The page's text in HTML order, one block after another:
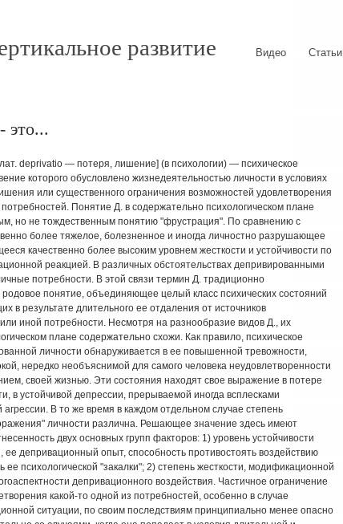
развитие Видео Статьи
это...
deprivatio — потеря, лишение] (в психологии) — психическое
которого обусловлено жизнедеятельностью личности в условиях
или существенного ограничения возможностей удовлетворения
Понятие Д. в содержательно психологическом плане
но не тождественным понятию "фрустрация". По сравнению с
более тяжелое, болезненное и иногда личностно разрушающее
качественно более высоким уровнем жесткости и устойчивости по
реакцией. В различных обстоятельствах депривированными
потребности. В этой связи термин Д. традиционно
родовое понятие, объединяющее целый класс психических состояний
в результате длительного ее отдаления от источников
иной потребности. Несмотря на разнообразие видов Д., их
плане содержательно схожи. Как правило, психическое
личности обнаруживается в ее повышенной тревожности,
нередко необъяснимой для самого человека неудовлетворенности
своей жизнью. Эти состояния находят свое выражение в потере
в устойчивой депрессии, прерываемой иногда всплесками
В то же время в каждом отдельном случае степень
личности различна. Решающее значение здесь имеют
двух основных групп факторов: 1) уровень устойчивости
ее депривационный опыт, способность противостоять воздействию
ее психологической "закалки"; 2) степень жесткости, модификационной
депривационного воздействия. Частичное ограничение
какой-то одной из потребностей, особенно в случае
ситуации, по своим последствиям принципиально менее опасно